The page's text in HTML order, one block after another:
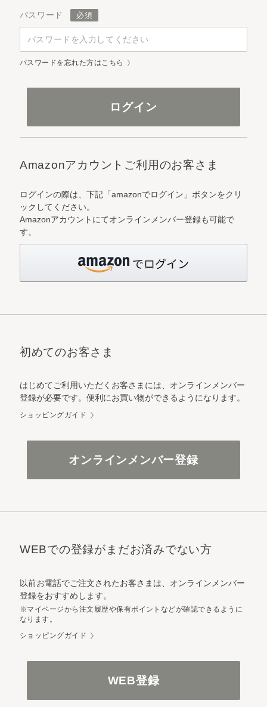
パスワード
パスワードを忘れた方はこちら
Amazonアカウントご利用のお客さま
ログインの際は、下記「amazonでログイン」ボタンをクリ
ックしてください。
Amazonアカウントにてオンラインメンバー登録も可能で
す。
初めてのお客さま
はじめてご利用いただくお客さまには、オンラインメンバー
登録が必要です。便利にお買い物ができるようになります。
ショッピングガイド
オンラインメンバー登録
WEBでの登録がまだお済みでない方
以前お電話でご注文されたお客さまは、オンラインメンバー
登録をおすすめします。
※マイページから注文履歴や保有ポイントなどが確認できるように
なります。
ショッピングガイド
WEB登録